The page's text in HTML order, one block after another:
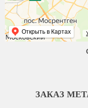
Открыть в Картах
ЗАКАЗ